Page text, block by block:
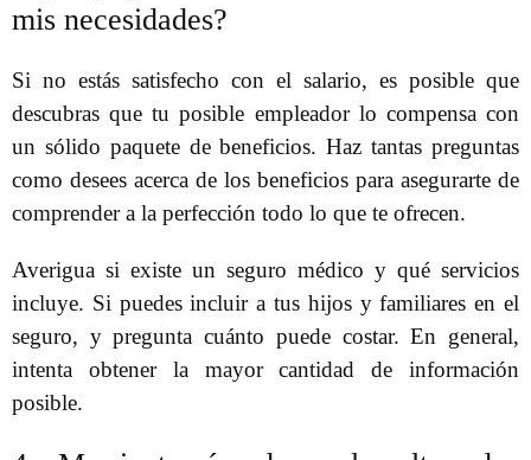
mis necesidades?
Si no estás satisfecho con el salario, es posible que
descubras que tu posible empleador lo compensa con
un sólido paquete de beneficios. Haz tantas preguntas
como desees acerca de los beneficios para asegurarte de
comprender a la perfección todo lo que te ofrecen.
Averigua si existe un seguro médico y qué servicios
incluye. Si puedes incluir a tus hijos y familiares en el
seguro, y pregunta cuánto puede costar. En general,
intenta obtener la mayor cantidad de información
posible.